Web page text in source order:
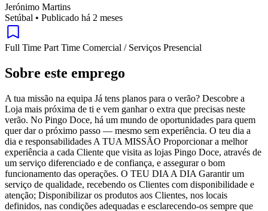
Jerónimo Martins
Setúbal • Publicado há 2 meses
Full Time Part Time Comercial / Serviços Presencial
Sobre este emprego
A tua missão na equipa Já tens planos para o verão? Descobre a
Loja mais próxima de ti e vem ganhar o extra que precisas neste
verão. No Pingo Doce, há um mundo de oportunidades para quem
quer dar o próximo passo — mesmo sem experiência. O teu dia a
dia e responsabilidades A TUA MISSÃO Proporcionar a melhor
experiência a cada Cliente que visita as lojas Pingo Doce, através de
um serviço diferenciado e de confiança, e assegurar o bom
funcionamento das operações. O TEU DIA A DIA Garantir um
serviço de qualidade, recebendo os Clientes com disponibilidade e
atenção; Disponibilizar os produtos aos Clientes, nos locais
definidos, nas condições adequadas e esclarecendo-os sempre que